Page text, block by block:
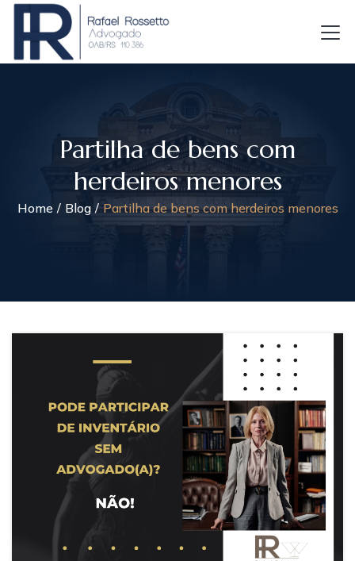
Partilha de bens com
herdeiros menores
Home Blog Partilha de bens com herdeiros menores